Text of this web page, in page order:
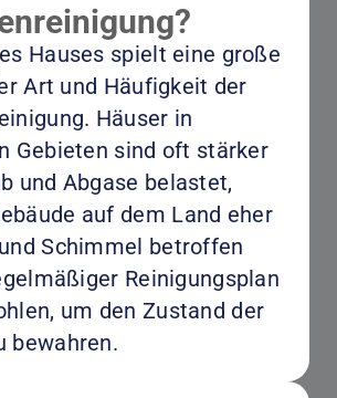
Hauses spielt eine große
Art und Häufigkeit der
Häuser in
Gebieten sind oft stärker
und Abgase belastet,
auf dem Land eher
Schimmel betroffen
Reinigungsplan
um den Zustand der
bewahren.